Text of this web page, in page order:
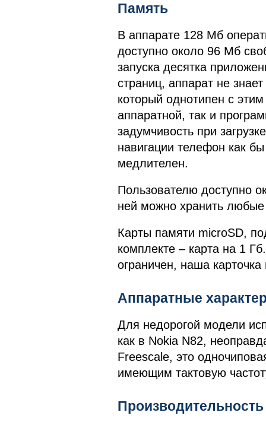
Память
В аппарате 128 Мб
доступно около 96 Мб
запуска десятка
страниц, аппарат не
который однотипен с
аппаратной, так и
задумчивость при
навигации телефон как
медлителен.
Пользователю доступно
ней можно хранить
Карты памяти microSD,
комплекте – карта на 1
ограничен, наша
Аппаратные
Для недорогой модели
как в Nokia N82,
Freescale, это
имеющим тактовую
Производительность